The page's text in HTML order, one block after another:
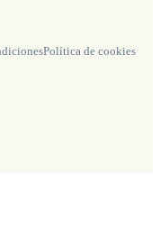
Política de cookies